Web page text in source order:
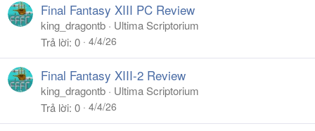
Final Fantasy XIII PC Review
king_dragontb
Ultima Scriptorium
Trả lời 0 4/4/26
Final Fantasy XIII-2 Review
king_dragontb
Ultima Scriptorium
Trả lời 0 4/4/26